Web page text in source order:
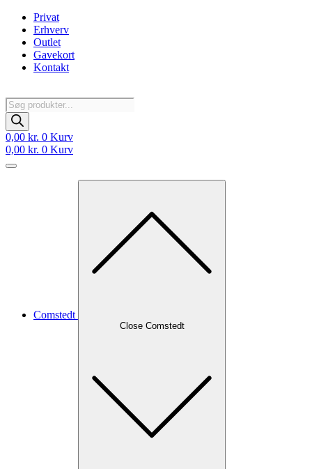
Videre
indhold
Privat
Erhverv
Outlet
Gavekort
Kontakt
Products
search
0,00 kr. 0 Kurv
0,00 kr. 0 Kurv
Comstedt
Close Comstedt